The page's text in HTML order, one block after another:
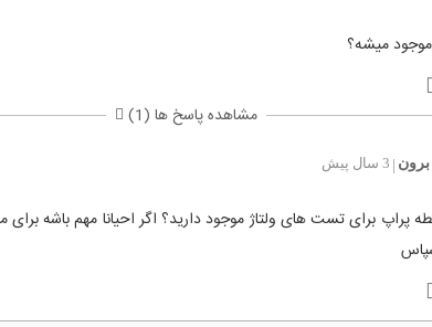
میشه؟
مشاهده پاسخ ها (1)
برون 3 سال پیش
پراپ برای تست های ولتاژ موجود دارید؟ اگر احیانا مهم باشه برای